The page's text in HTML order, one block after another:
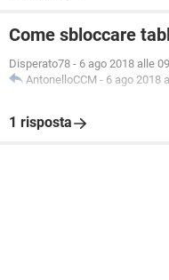
Come sbloccare
Disperato78 - 6 ago 2018 alle
AntonelloCCM - 6 ago 2018
1 risposta